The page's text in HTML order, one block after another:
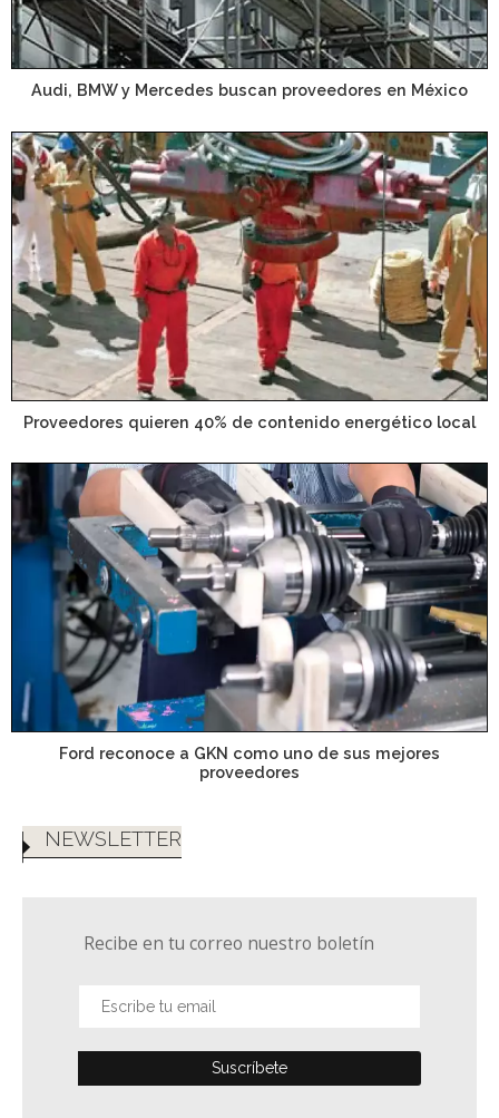
Audi, BMW y Mercedes buscan proveedores en México
Proveedores quieren 40% de contenido energético local
Ford reconoce a GKN como uno de sus mejores
proveedores
NEWSLETTER
Recibe en tu correo nuestro boletín